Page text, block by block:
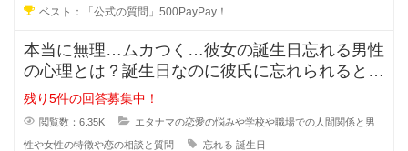
ベスト：「公式の質問」500PayPay！
本当に無理…ムカつく…彼女の誕生日忘れる男性
の心理とは？誕生日なのに彼氏に忘れられると悲
しくなってしまいますよね。忘れて
残り5件の回答募集中！
閲覧数：6.35K エタナマの恋愛の悩みや学校や職場での人間関係と男
性や女性の特徴や恋の相談と質問 忘れる 誕生日